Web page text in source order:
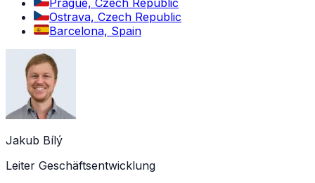
Prague, Czech Republic
Ostrava, Czech Republic
Barcelona, Spain
Jakub Bílý
Leiter Geschäftsentwicklung